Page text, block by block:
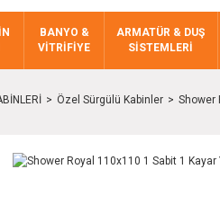
BANYO &
VİTRİFİYE
ARMATÜR & DUŞ
SİSTEMLERİ
Özel Sürgülü Kabinler Shower